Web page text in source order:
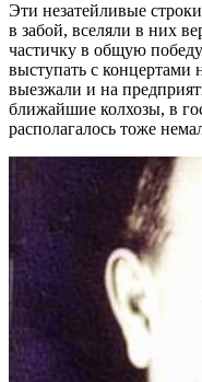
Эти незатейливые
в забой, вселяли в них
частичку в общую
выступать с концертами
выезжали и на
ближайшие колхозы, в
располагалось тоже